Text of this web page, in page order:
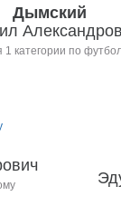
Дымский
1 категории по